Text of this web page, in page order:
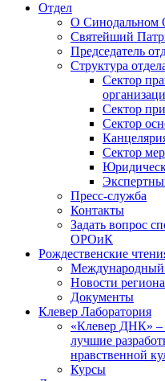
Отдел
О
Святейший
Председатель
Структура
Сектор
Сектор
Сектор
Сектор
Пресс-служба
Контакты
Задать вопрос
ОРОиК
Рождественские
Международный
Новости
Документы
Клевер Лаборатория
«Клевер ДНК» –
лучшие
нравственной
Курсы